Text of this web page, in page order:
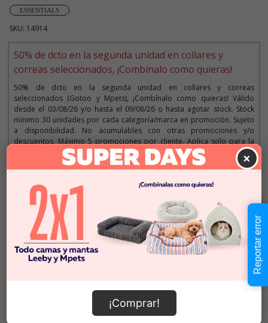
ESSENTIALS
SKU: 14914
50% de dcto en la segunda unidad en collares y
correas seleccionados, ¡Combínalo como quieras!
50% de dcto en la segunda unidad en collares y correas
seleccionados (Gotoo y Mpets), ¡Combínalo como quieras! Válido
desde el 03/08/26 y/o hasta el 09/08/26 o hasta agotar stock. Stock
mínimo 30 unidades por cada categoría/marca en promoción. Sujeto
a disponibilidad. No acumulables con otras promociones y/o
descuentos. Máximo 5 promociones por cliente. Aplica solo para la
web y tiendas. Imágenes referenciales.
Descripción
Cantidad:
-
$9.990
En Stock
Añadir al carrito
×
¡Comprar!
Reportar error